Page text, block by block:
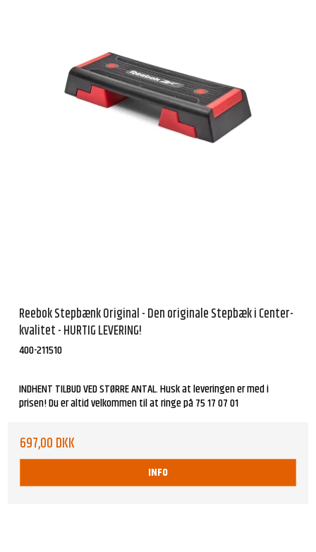
Reebok Stepbænk Original - Den originale Stepbæk i Center-
kvalitet - HURTIG LEVERING!
400-211510
INDHENT TILBUD VED STØRRE ANTAL. Husk at leveringen er med i
prisen! Du er altid velkommen til at ringe på 75 17 07 01
697,00 DKK
INFO